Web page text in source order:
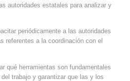
autoridades estatales para analizar y
periódicamente a las autoridades
referentes a la coordinación con el
qué herramientas son fundamentales
trabajo y garantizar que las y los